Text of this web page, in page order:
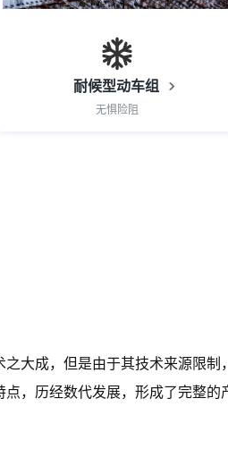
耐候型动车组
无惧险阻
大成，但是由于其技术来源限制
，历经数代发展，形成了完整的